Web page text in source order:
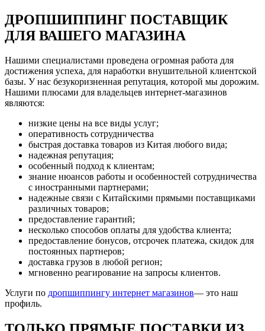
ДРОПШИППИНГ ПОСТАВЩИК
ДЛЯ ВАШЕГО МАГАЗИНА
Нашими специалистами проведена огромная работа для
достижения успеха, для наработки внушительной клиентской
базы. У нас безукоризненная репутация, которой мы дорожим.
Нашими плюсами для владельцев интернет-магазинов
являются:
низкие цены на все виды услуг;
оперативность сотрудничества
быстрая доставка товаров из Китая любого вида;
надежная репутация;
особенный подход к клиентам;
знание нюансов работы и особенностей сотрудничества
с иностранными партнерами;
надежные связи с Китайскими прямыми поставщиками
различных товаров;
предоставление гарантий;
несколько способов оплаты для удобства клиента;
предоставление бонусов, отсрочек платежа, скидок для
постоянных партнеров;
доставка грузов в любой регион;
мгновенно реагирование на запросы клиентов.
Услуги по дропшиппингу интернет магазинов— это наш
профиль.